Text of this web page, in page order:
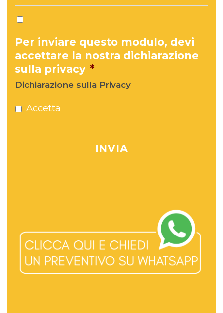
Per inviare questo modulo, devi
accettare la nostra dichiarazione
sulla privacy *
Dichiarazione sulla Privacy
Accetta